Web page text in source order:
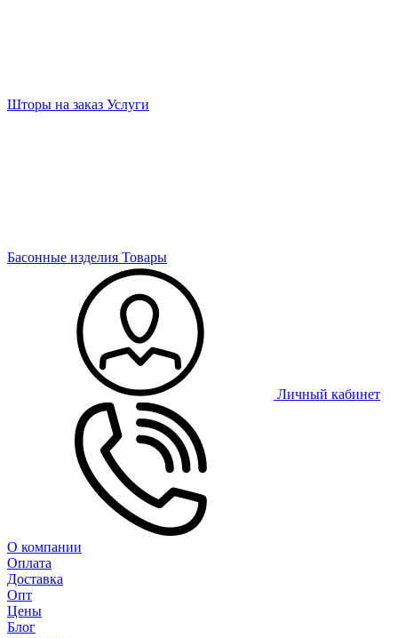
Шторы на заказ Услуги
Басонные изделия Товары
Личный кабинет
О компании
Оплата
Доставка
Опт
Цены
Блог